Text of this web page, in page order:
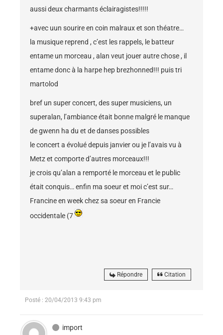
aussi deux charmants éclairagistes!!!!!
+avec uun sourire en coin malraux et son théatre…
la musique reprend , c’est les rappels, le batteur
entame un morceau , alan veut jouer autre chose , il
entame donc à la harpe hep brezhonned!!! puis tri
martolod
bref un super concert, des super musiciens, un
superalan, l’ambiance était bonne malgré le manque
de gwenn ha du et de danses possibles
le concert a évolué depuis janvier ou je l’avais vu à
Metz et comporte d’autres morceaux!!!
je crois qu’alan a remporté le morceau et le public
était conquis… enfin ma soeur et moi c’est sur…
Francine en week chez sa soeur en Francie
occidentale (7
Répondre Citation
Posté : 20/04/2013 9:43 pm
import